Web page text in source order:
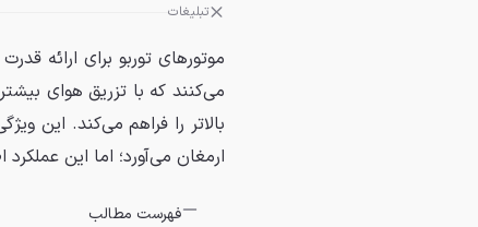
تبلیغات
موتورهای توربو برای ارائه
می‌کنند که با تزریق هوای
بالاتر را فراهم می‌کند. این
ارمغان می‌آورد؛ اما این
فهرست مطالب